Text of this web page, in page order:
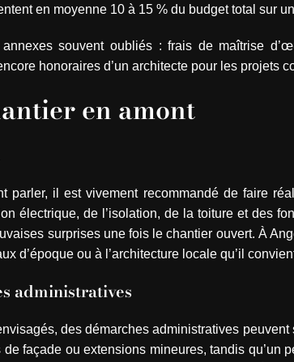
en moyenne 10 à 15 % du budget total sur
souvent oubliés : frais de maîtrise
honoraires d’un architecte pour les projets
en amont
parler, il est vivement recommandé de faire
électrique, de l’isolation, de la toiture et des
surprises une fois le chantier ouvert. À
d’époque ou à l’architecture locale qu’il
administratives
des démarches administratives
façade ou extensions mineures, tandis qu’un